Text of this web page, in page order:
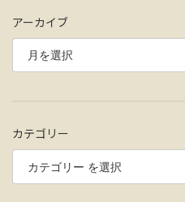
アーカイブ
カテゴリー